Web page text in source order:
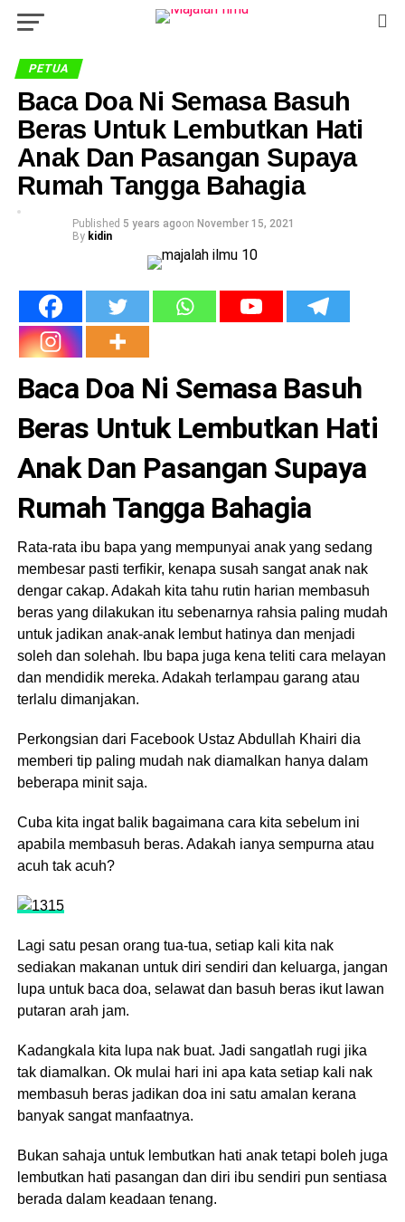
PETUA
Baca Doa Ni Semasa Basuh
Beras Untuk Lembutkan Hati
Anak Dan Pasangan Supaya
Rumah Tangga Bahagia
Published 5 years agoon November 15, 2021
By kidin
Baca Doa Ni Semasa Basuh
Beras Untuk Lembutkan Hati
Anak Dan Pasangan Supaya
Rumah Tangga Bahagia
Rata-rata ibu bapa yang mempunyai anak yang sedang
membesar pasti terfikir, kenapa susah sangat anak nak
dengar cakap. Adakah kita tahu rutin harian membasuh
beras yang dilakukan itu sebenarnya rahsia paling mudah
untuk jadikan anak-anak lembut hatinya dan menjadi
soleh dan solehah. Ibu bapa juga kena teliti cara melayan
dan mendidik mereka. Adakah terlampau garang atau
terlalu dimanjakan.
Perkongsian dari Facebook Ustaz Abdullah Khairi dia
memberi tip paling mudah nak diamalkan hanya dalam
beberapa minit saja.
Cuba kita ingat balik bagaimana cara kita sebelum ini
apabila membasuh beras. Adakah ianya sempurna atau
acuh tak acuh?
Lagi satu pesan orang tua-tua, setiap kali kita nak
sediakan makanan untuk diri sendiri dan keluarga, jangan
lupa untuk baca doa, selawat dan basuh beras ikut lawan
putaran arah jam.
Kadangkala kita lupa nak buat. Jadi sangatlah rugi jika
tak diamalkan. Ok mulai hari ini apa kata setiap kali nak
membasuh beras jadikan doa ini satu amalan kerana
banyak sangat manfaatnya.
Bukan sahaja untuk lembutkan hati anak tetapi boleh juga
lembutkan hati pasangan dan diri ibu sendiri pun sentiasa
berada dalam keadaan tenang.